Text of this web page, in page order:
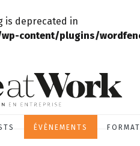
is deprecated in
content/plugins/
ÉVÈNEMENTS